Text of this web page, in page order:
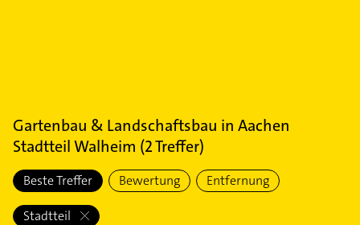
Gartenbau & Landschaftsbau in Aachen
Stadtteil Walheim (2Treffer)
Beste Treffer Bewertung Entfernung
Stadtteil